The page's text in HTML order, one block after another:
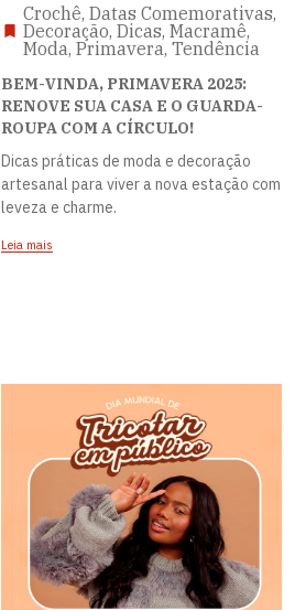
Crochê, Datas Comemorativas,
Decoração, Dicas, Macramê,
Moda, Primavera, Tendência
BEM-VINDA, PRIMAVERA 2025:
RENOVE SUA CASA E O GUARDA-
ROUPA COM A CÍRCULO!
Dicas práticas de moda e decoração
artesanal para viver a nova estação com
leveza e charme.
Leia mais